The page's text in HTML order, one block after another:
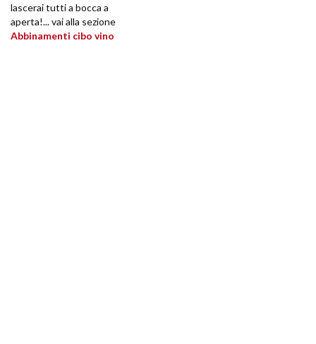
lascerai tutti a bocca a
aperta!... vai alla sezione
Abbinamenti cibo vino